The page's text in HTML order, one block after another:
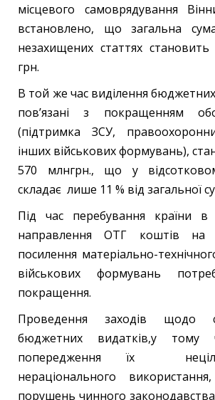
місцевого самоврядування
встановлено, що загальна
незахищених статтях
грн.
В той же час виділення бюджетних
пов’язані з покращенням
(підтримка ЗСУ,
інших військових формувань),
570 млнгрн., що у
складає лише 11 % від загальної
Під час перебування країни в
направлення ОТГ коштів на
посилення матеріально-
військових формувань
покращення.
Проведення заходів щодо
бюджетних видатків,у тому
попередження їх
нераціонального
порушень чинного законодавства